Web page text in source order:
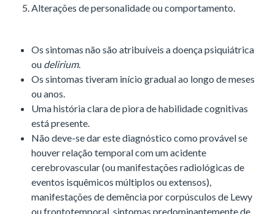
Alterações de personalidade ou comportamento.
Os sintomas não são atribuíveis a doença psiquiátrica
ou delirium.
Os sintomas tiveram início gradual ao longo de meses
ou anos.
Uma história clara de piora de habilidade cognitivas
está presente.
Não deve-se dar este diagnóstico como provável se
houver relação temporal com um acidente
cerebrovascular (ou manifestações radiológicas de
eventos isquêmicos múltiplos ou extensos),
manifestações de demência por corpúsculos de Lewy
ou frontotemporal, sintomas predominantemente de